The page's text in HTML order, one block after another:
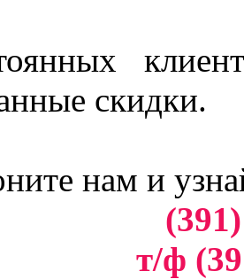
скидки.
нам и
т/ф